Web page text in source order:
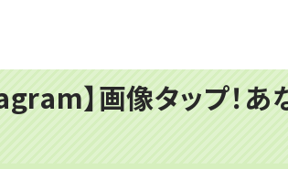
】画像タップ！あ